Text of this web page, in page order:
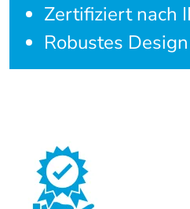
Zertifiziert nach
Robustes